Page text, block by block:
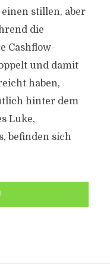
stillen, aber
die
Cashflow-
und damit
haben,
hinter dem
Luke,
befinden sich